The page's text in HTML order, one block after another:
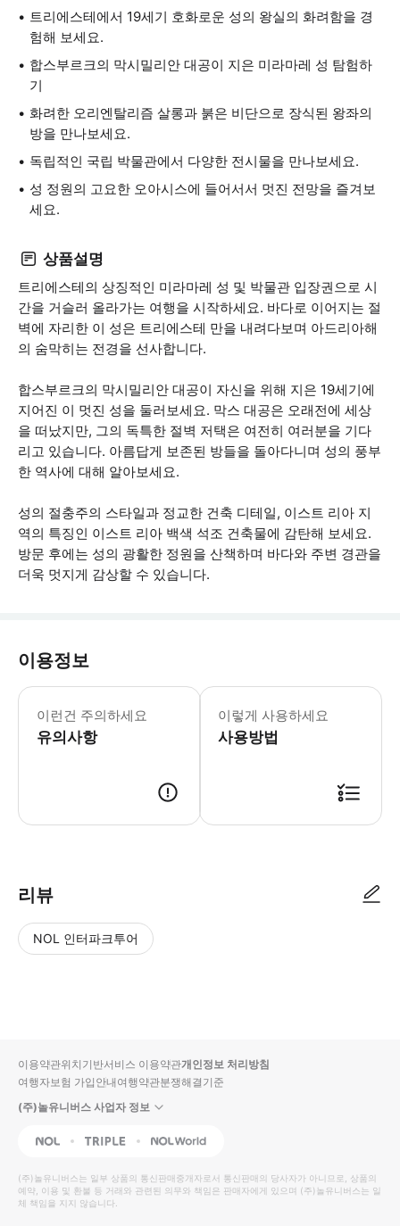
트리에스테에서 19세기 호화로운 성의 왕실의 화려함을 경
험해 보세요.
합스부르크의 막시밀리안 대공이 지은 미라마레 성 탐험하
기
화려한 오리엔탈리즘 살롱과 붉은 비단으로 장식된 왕좌의
방을 만나보세요.
독립적인 국립 박물관에서 다양한 전시물을 만나보세요.
성 정원의 고요한 오아시스에 들어서서 멋진 전망을 즐겨보
세요.
상품설명
트리에스테의 상징적인 미라마레 성 및 박물관 입장권으로 시
간을 거슬러 올라가는 여행을 시작하세요. 바다로 이어지는 절
벽에 자리한 이 성은 트리에스테 만을 내려다보며 아드리아해
의 숨막히는 전경을 선사합니다.
합스부르크의 막시밀리안 대공이 자신을 위해 지은 19세기에
지어진 이 멋진 성을 둘러보세요. 막스 대공은 오래전에 세상
을 떠났지만, 그의 독특한 절벽 저택은 여전히 여러분을 기다
리고 있습니다. 아름답게 보존된 방들을 돌아다니며 성의 풍부
한 역사에 대해 알아보세요.
성의 절충주의 스타일과 정교한 건축 디테일, 이스트 리아 지
역의 특징인 이스트 리아 백색 석조 건축물에 감탄해 보세요.
방문 후에는 성의 광활한 정원을 산책하며 바다와 주변 경관을
더욱 멋지게 감상할 수 있습니다.
이용정보
이런건 주의하세요
유의사항
매표소에서 바우처를 교환해야 합니
이렇게 사용하세요
사용방법
리뷰
NOL 인터파크투어
입니
다.
높
은
순
동
영
상
순
상
이용약관위치기반서비스 이용약관개인정보 처리방침
여행자보험 가입안내여행약관분쟁해결기준
(주)놀유니버스 사업자 정보
NOL Triple Interpark Global
(주)놀유니버스는 일부 상품의 통신판매중개자로서 통신판매의 당사자가 아니므로, 상품의
예약, 이용 및 환불 등 거래와 관련된 의무와 책임은 판매자에게 있으며 (주)놀유니버스는 일
체 책임을 지지 않습니다.